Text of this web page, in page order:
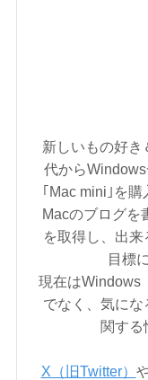
新しいもの好
代から
｢Mac mini｣を
Macのブログを
を取得し、出
目標
現在はWindows
でなく、気に
関する
X（旧Twitter）